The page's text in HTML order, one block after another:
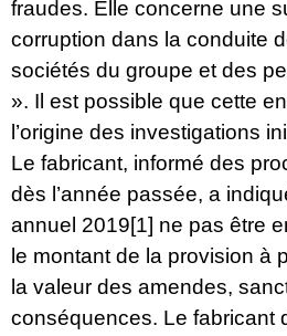
fraudes. Elle concerne une
corruption dans la conduite
sociétés du groupe et des
». Il est possible que cette
l’origine des investigations
Le fabricant, informé des
dès l’année passée, a
annuel 2019[1] ne pas être
le montant de la provision à
la valeur des amendes,
conséquences. Le fabricant